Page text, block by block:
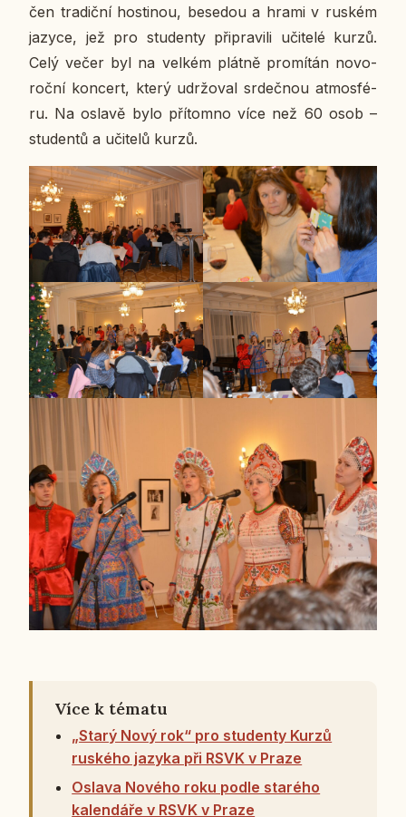
čen tra­dič­ní hos­ti­nou, be­se­dou a hrami v ruském
jazyce, jež pro stu­den­ty při­pra­vi­li uči­te­lé kurzů.
Celý večer byl na velkém plátně pro­mí­tán no­vo­
roč­ní kon­cert, který udr­žo­val sr­deč­nou at­mo­sfé­
ru. Na oslavě bylo pří­tomno více než 60 osob –
stu­den­tů a uči­te­lů kurzů.
Více k tématu
„Starý Nový rok“ pro studenty Kurzů
ruského jazyka při RSVK v Praze
Oslava Nového roku podle starého
kalendáře v RSVK v Praze